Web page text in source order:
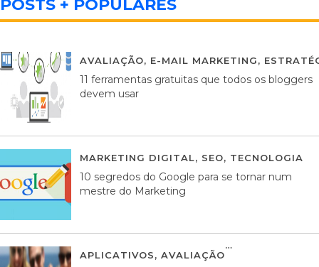
POSTS + POPULARES
AVALIAÇÃO, E-MAIL MARKETING,
11 ferramentas gratuitas que todos os bloggers
devem usar
MARKETING DIGITAL, SEO, TECNOLOGIA
10 segredos do Google para se tornar num
mestre do Marketing
APLICATIVOS, AVALIAÇÃO